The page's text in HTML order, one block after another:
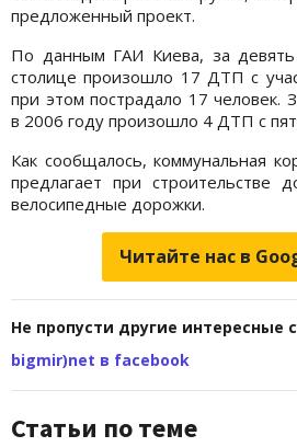
предложенный проект.
По данным ГАИ Киева, за
столице произошло 17 ДТП с
при этом пострадало 17 человек.
в 2006 году произошло 4 ДТП с
Как сообщалось, коммунальная
предлагает при строительстве
велосипедные дорожки.
Читайте нас в
Не пропусти другие интересные
bigmir)net в facebook
Статьи по теме